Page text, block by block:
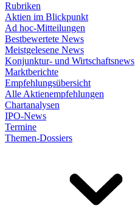
Rubriken
Aktien im Blickpunkt
Ad hoc-Mitteilungen
Bestbewertete News
Meistgelesene News
Konjunktur- und Wirtschaftsnews
Marktberichte
Empfehlungsübersicht
Alle Aktienempfehlungen
Chartanalysen
IPO-News
Termine
Themen-Dossiers